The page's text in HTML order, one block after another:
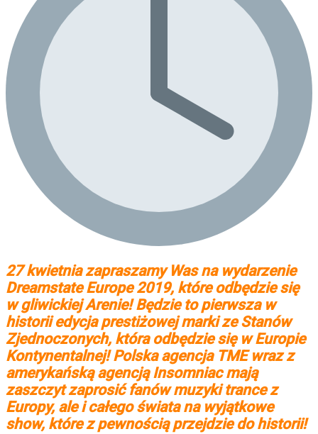
27 kwietnia zapraszamy Was na wydarzenie
Dreamstate Europe 2019, które odbędzie się
w gliwickiej Arenie! Będzie to pierwsza w
historii edycja prestiżowej marki ze Stanów
Zjednoczonych, która odbędzie się w Europie
Kontynentalnej! Polska agencja TME wraz z
amerykańską agencją Insomniac mają
zaszczyt zaprosić fanów muzyki trance z
Europy, ale i całego świata na wyjątkowe
show, które z pewnością przejdzie do historii!